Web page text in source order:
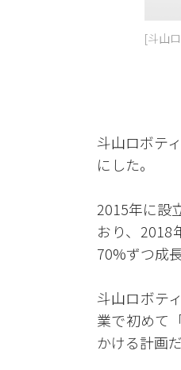
[斗山
斗山ロボテ
にした。
2015年に設
おり、2018
70%ずつ成
斗山ロボテ
業で初めて
かける計画だ